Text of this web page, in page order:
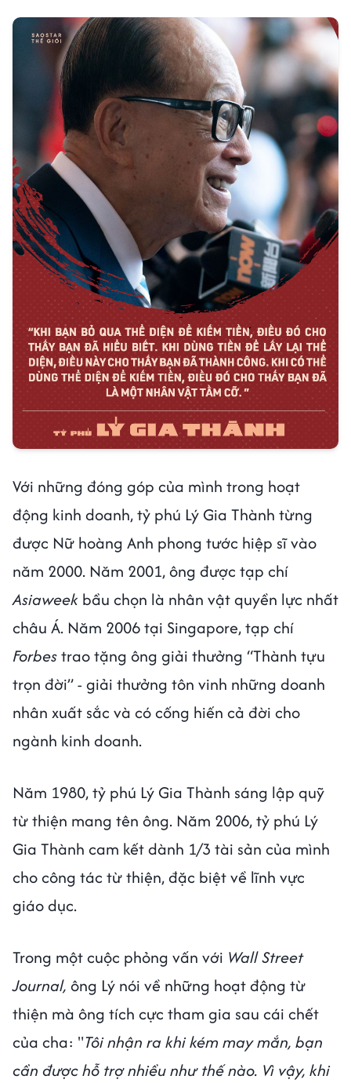
Với những đóng góp của mình trong hoạt
động kinh doanh, tỷ phú Lý Gia Thành từng
được Nữ hoàng Anh phong tước hiệp sĩ vào
năm 2000. Năm 2001, ông được tạp chí
Asiaweek bầu chọn là nhân vật quyền lực nhất
châu Á. Năm 2006 tại Singapore, tạp chí
Forbestrao tặng ông giải thưởng “Thành tựu
trọn đời” - giải thưởng tôn vinh những doanh
nhân xuất sắc và có cống hiến cả đời cho
ngành kinh doanh.
Năm 1980, tỷ phú Lý Gia Thành sáng lập quỹ
từ thiện mang tên ông. Năm 2006, tỷ phú Lý
Gia Thành cam kết dành 1/3 tài sản của mình
cho công tác từ thiện, đặc biệt về lĩnh vực
giáo dục.
Trong một cuộc phỏng vấn với Wall Street
Journal, ông Lý nói về những hoạt động từ
thiện mà ông tích cực tham gia sau cái chết
của cha: "Tôi nhận ra khi kém may mắn, bạn
cần được hỗ trợ nhiều như thế nào. Vì vậy, khi